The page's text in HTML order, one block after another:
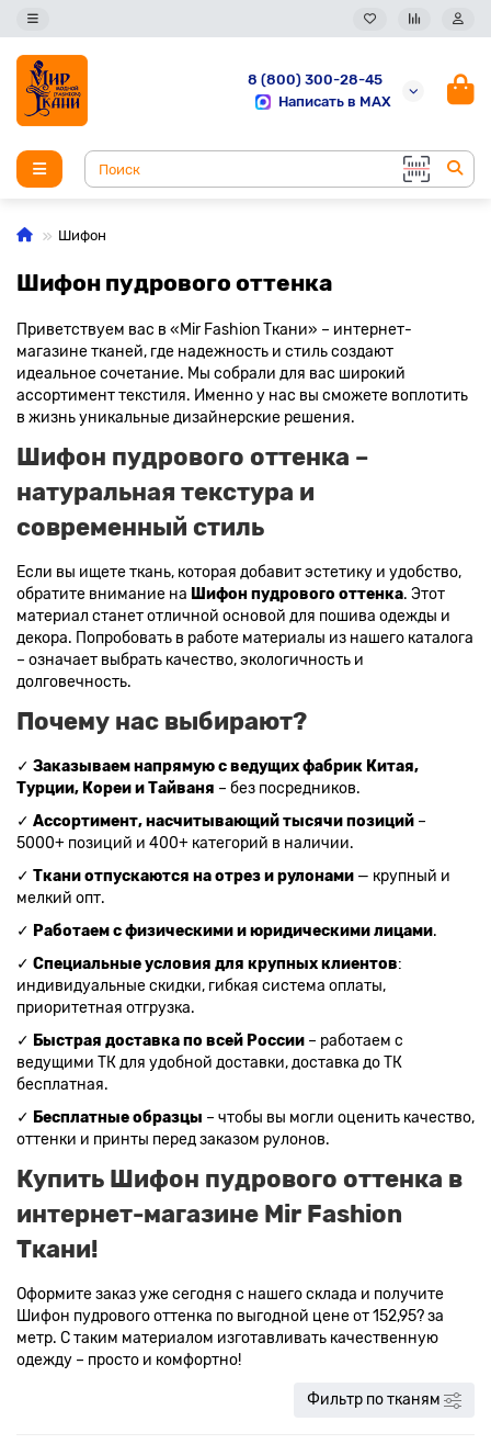
8 (800) 300-28-45
Написать в MAX
Шифон
Шифон пудрового оттенка
Приветствуем вас в «Mir Fashion Ткани» – интернет-
магазине тканей, где надежность и стиль создают
идеальное сочетание. Мы собрали для вас широкий
ассортимент текстиля. Именно у нас вы сможете воплотить
в жизнь уникальные дизайнерские решения.
Шифон пудрового оттенка –
натуральная текстура и
современный стиль
Если вы ищете ткань, которая добавит эстетику и удобство,
обратите внимание на Шифон пудрового оттенка. Этот
материал станет отличной основой для пошива одежды и
декора. Попробовать в работе материалы из нашего каталога
– означает выбрать качество, экологичность и
долговечность.
Почему нас выбирают?
✓ Заказываем напрямую с ведущих фабрик Китая,
Турции, Кореи и Тайваня – без посредников.
✓ Ассортимент, насчитывающий тысячи позиций –
5000+ позиций и 400+ категорий в наличии.
✓ Ткани отпускаются на отрез и рулонами — крупный и
мелкий опт.
✓ Работаем с физическими и юридическими лицами.
✓ Специальные условия для крупных клиентов:
индивидуальные скидки, гибкая система оплаты,
приоритетная отгрузка.
✓ Быстрая доставка по всей России – работаем с
ведущими ТК для удобной доставки, доставка до ТК
бесплатная.
✓ Бесплатные образцы – чтобы вы могли оценить качество,
оттенки и принты перед заказом рулонов.
Купить Шифон пудрового оттенка в
интернет-магазине Mir Fashion
Ткани!
Оформите заказ уже сегодня с нашего склада и получите
Шифон пудрового оттенка по выгодной цене от 152,95? за
метр. С таким материалом изготавливать качественную
одежду – просто и комфортно!
Фильтр по тканям